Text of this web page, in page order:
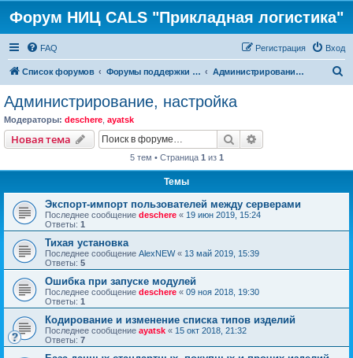
Форум НИЦ CALS "Прикладная логистика"
FAQ Вход
Регистрация
Список форумов Форумы поддержки PDM STEP Suite Администрирование, настройка
Администрирование, настройка
Модераторы: deschere ayatsk
Новая тема Поиск
5 тем • Страница 1 из 1
Темы
Экспорт-импорт пользователей между серверами
Последнее сообщение deschere « 19 июн 2019, 15:24
Ответы: 1
Тихая установка
Последнее сообщение AlexNEW« 13 май 2019, 15:39
Ответы: 5
Ошибка при запуске модулей
Последнее сообщение deschere « 09 ноя 2018, 19:30
Ответы: 1
Кодирование и изменение списка типов изделий
Последнее сообщение ayatsk « 15 окт 2018, 21:32
Ответы: 7